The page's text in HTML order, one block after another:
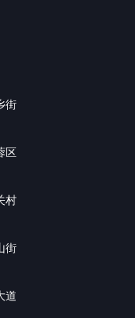
街
区
村
街
道